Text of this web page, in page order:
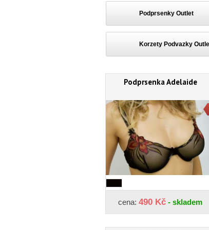
Podprsenky Outlet
Korzety Podvazky
Podprsenka Adelaide
cena: 490 Kč - skladem